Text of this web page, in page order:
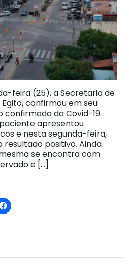
feira (25), a Secretaria de
confirmou em seu
confirmado da Covid-19.
apresentou
e nesta segunda-feira,
resultado positivo. Ainda
se encontra com
e […]